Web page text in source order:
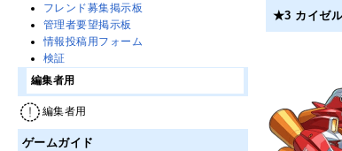
★3 カイゼ
フレンド募集掲示板
管理者要望掲示板
情報投稿用フォーム
検証
編集者用
編集者用
ゲームガイド